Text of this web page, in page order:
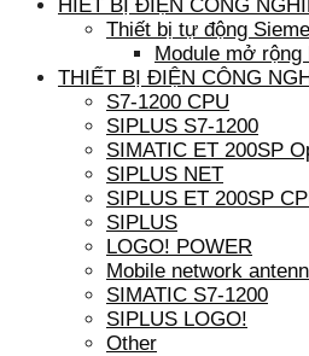
HIẾT BỊ ĐIỆN CÔNG
Thiết bị tự động
Module mở rộng
THIẾT BỊ ĐIỆN CÔNG
S7-1200 CPU
SIPLUS S7-1200
SIMATIC ET 200SP
SIPLUS NET
SIPLUS ET 200SP
SIPLUS
LOGO! POWER
Mobile network
SIMATIC S7-1200
SIPLUS LOGO!
Other